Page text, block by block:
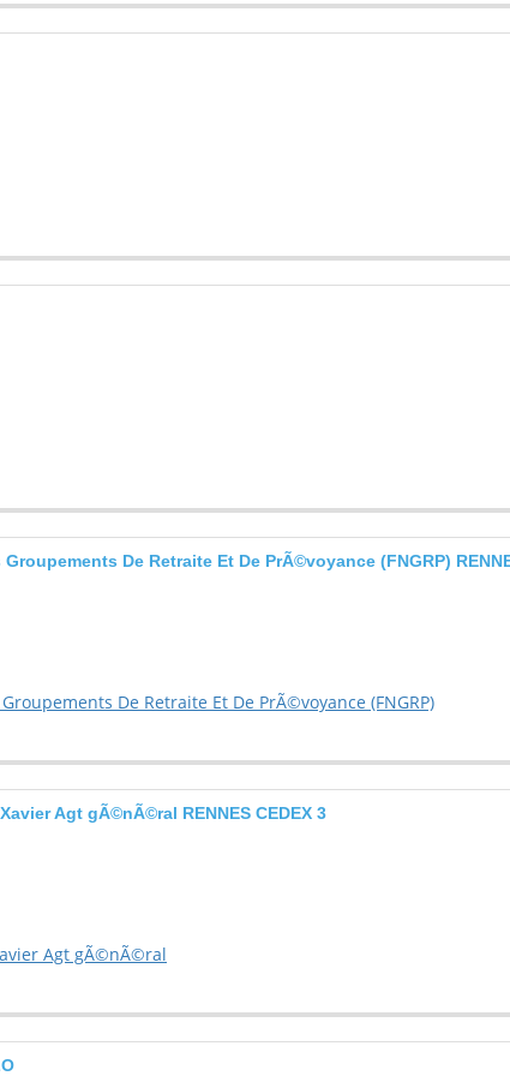
De Retraite Et De PrÃ©voyance (FNGRP)
De Retraite Et De PrÃ©voyance (FNGRP)
Agt gÃ©nÃ©ral RENNES CEDEX 3
Agt gÃ©nÃ©ral